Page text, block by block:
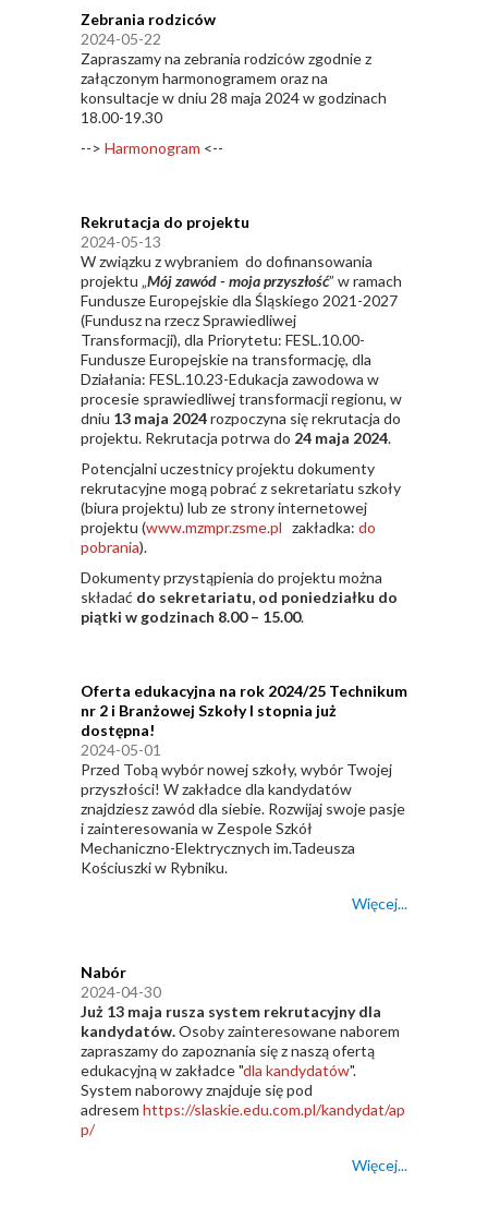
Zebrania rodziców
2024-05-22
Zapraszamy na zebrania rodziców zgodnie z
załączonym harmonogramem oraz na
konsultacje w dniu 28 maja 2024 w godzinach
18.00-19.30
--> Harmonogram <--
Rekrutacja do projektu
2024-05-13
W związku z wybraniem do dofinansowania
projektu „Mój zawód - moja przyszłość” w ramach
Fundusze Europejskie dla Śląskiego 2021-2027
(Fundusz na rzecz Sprawiedliwej
Transformacji), dla Priorytetu: FESL.10.00-
Fundusze Europejskie na transformację, dla
Działania: FESL.10.23-Edukacja zawodowa w
procesie sprawiedliwej transformacji regionu, w
dniu 13 maja 2024rozpoczyna się rekrutacja do
projektu. Rekrutacja potrwa do 24 maja 2024.
Potencjalni uczestnicy projektu dokumenty
rekrutacyjne mogą pobrać z sekretariatu szkoły
(biura projektu) lub ze strony internetowej
projektu (www.mzmpr.zsme.pl zakładka: do
pobrania).
Dokumenty przystąpienia do projektu można
składać do sekretariatu, od poniedziałku do
piątki w godzinach 8.00 – 15.00.
Oferta edukacyjna na rok 2024/25 Technikum
nr 2 i Branżowej Szkoły I stopnia już
dostępna!
2024-05-01
Przed Tobą wybór nowej szkoły, wybór Twojej
przyszłości! W zakładce dla kandydatów
znajdziesz zawód dla siebie. Rozwijaj swoje pasje
i zainteresowania w Zespole Szkół
Mechaniczno-Elektrycznych im.Tadeusza
Kościuszki w Rybniku.
Więcej...
Nabór
2024-04-30
Już 13 maja rusza system rekrutacyjny dla
kandydatów.Osoby zainteresowane naborem
zapraszamy do zapoznania się z naszą ofertą
edukacyjną w zakładce "dla kandydatów".
System naborowy znajduje się pod
adresem https://slaskie.edu.com.pl/kandydat/ap
p/
Więcej...